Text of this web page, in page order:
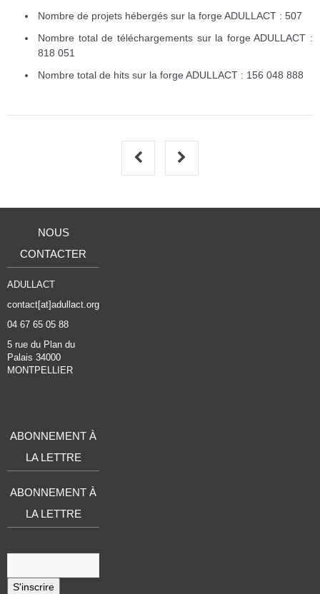
Nombre de projets hébergés sur la forge ADULLACT : 507
Nombre total de téléchargements sur la forge ADULLACT :
818 051
Nombre total de hits sur la forge ADULLACT : 156 048 888
NOUS
CONTACTER
ADULLACT
contact[at]adullact.org
04 67 65 05 88
5 rue du Plan du
Palais 34000
MONTPELLIER
ABONNEMENT À
LA LETTRE
ABONNEMENT À
LA LETTRE
S'inscrire